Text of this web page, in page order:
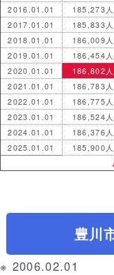
2016.01.01
185,273人
2017.01.01
185,833人
2018.01.01
186,009人
2019.01.01
186,454人
2020.01.01
186,802人
2021.01.01
186,783人
2022.01.01
186,775人
2023.01.01
186,524人
2024.01.01
186,376人
2025.01.01
185,900人
豊川
※ 2006.02.01